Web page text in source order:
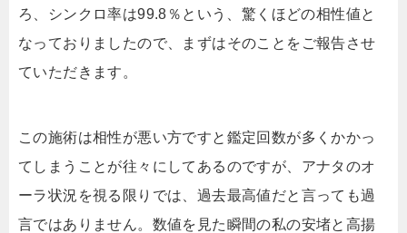
ろ、シンクロ率は99.8％という、驚くほどの相性値と
なっておりましたので、まずはそのことをご報告させ
ていただきます。
この施術は相性が悪い方ですと鑑定回数が多くかかっ
てしまうことが往々にしてあるのですが、アナタのオ
ーラ状況を視る限りでは、過去最高値だと言っても過
言ではありません。数値を見た瞬間の私の安堵と高揚